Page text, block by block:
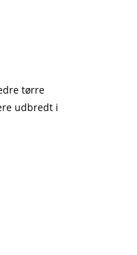
tørre
udbredt i